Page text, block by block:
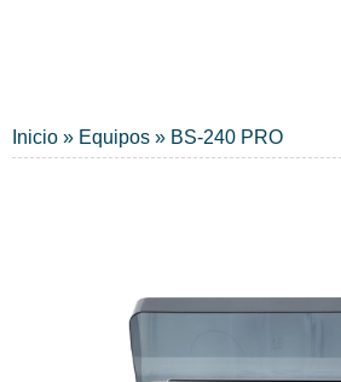
Inicio » Equipos » BS-240 PRO